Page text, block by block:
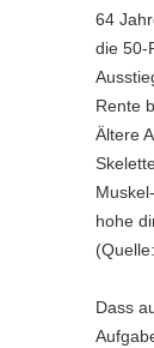
64
die 50-
Rente
Ältere
hohe
Dass